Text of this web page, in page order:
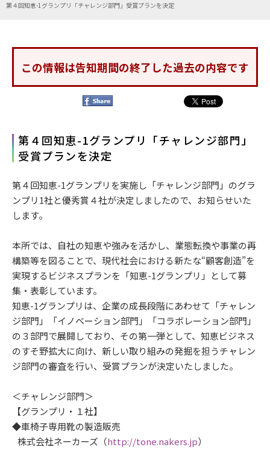
第４回知恵-1グランプリ「チャレンジ部門」受賞プランを決定
この情報は告知期間の終了した過去の内容です
第４回知恵-1グランプリ「チャレンジ部門」
受賞プランを決定
第４回知恵-1グランプリを実施し「チャレンジ部門」のグラ
ンプリ1社と優秀賞４社が決定しましたので、お知らせいた
します。
本所では、自社の知恵や強みを活かし、業態転換や事業の再
構築等を図ることで、現代社会における新たな“顧客創造”を
実現するビジネスプランを「知恵-1グランプリ」として募
集・表彰しています。
知恵-1グランプリは、企業の成長段階にあわせて「チャレン
ジ部門」「イノベーション部門」「コラボレーション部門」
の３部門で展開しており、その第一弾として、知恵ビジネス
のすそ野拡大に向け、 新しい取り組みの発掘を担うチャレン
ジ部門の審査を行い、受賞プランが決定いたしました。
＜チャレンジ部門＞
【グランプリ・１社】
◆車椅子専用靴の製造販売
株式会社ネーカーズ（http://tone.nakers.jp）